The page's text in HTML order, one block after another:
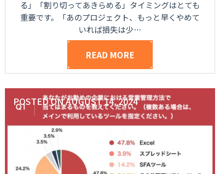
る」「割り切ってあきらめる」タイミングはとても
重要です。「あのプロジェクト、もっと早くやめて
いれば損失は少…
READ MORE
POSTED ONAUGUST 14, 2024